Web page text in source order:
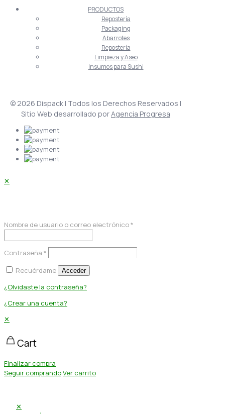
PRODUCTOS
Repostería
Packaging
Abarrotes
Repostería
Limpieza y Aseo
Insumos para Sushi
© 2026 Dispack | Todos los Derechos Reservados |
Sitio Web desarrollado porAgencia Progresa
✕
Nombre de usuario o correo electrónico*
Contraseña *
Recuérdame
Acceder
¿Olvidaste la contraseña?
¿Crear una cuenta?
✕
Cart
Finalizar compra
Seguir comprandoVer carrito
✕